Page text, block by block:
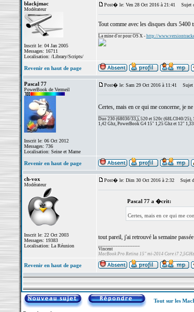
blackjmac
Modérateur
Inscrit le: 04 Jan 2005
Messages: 16711
Localisation: /Library/Scripts/
Post� le: Ven 28 Oct 2016 à 21:41 Sujet
Tout comme avec les disques durs 5400
La mine d'or pour OS X - http://
Revenir en haut de page
Pascal 77
PowerBook de Vermeil
Inscrit le: 06 Oct 2012
Messages: 736
Localisation: Seine et Marne
Post� le: Sam 29 Oct 2016 à 11:41 Sujet
Certes, mais en ce qui me concerne, je
Duo 230 (68030/33,), 520 et 520c (68LC040/
1,42 Ghz, PowerBook G4 15" 1,25 Ghz et 12"
Revenir en haut de page
ch-vox
Modérateur
Inscrit le: 22 Oct 2003
Messages: 19383
Localisation: La Réunion
Post� le: Dim 30 Oct 2016 à 2:32 Sujet
Pascal 77 a �crit:
Certes, mais en ce qui me
tout pareil, j'ai retrouvé la semaine
Vincent
MacBook Pro Retina 15" mi-2014 Core i7
Revenir en haut de page
Tout sur les